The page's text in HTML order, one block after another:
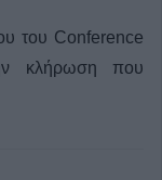
του Conference
κλήρωση που